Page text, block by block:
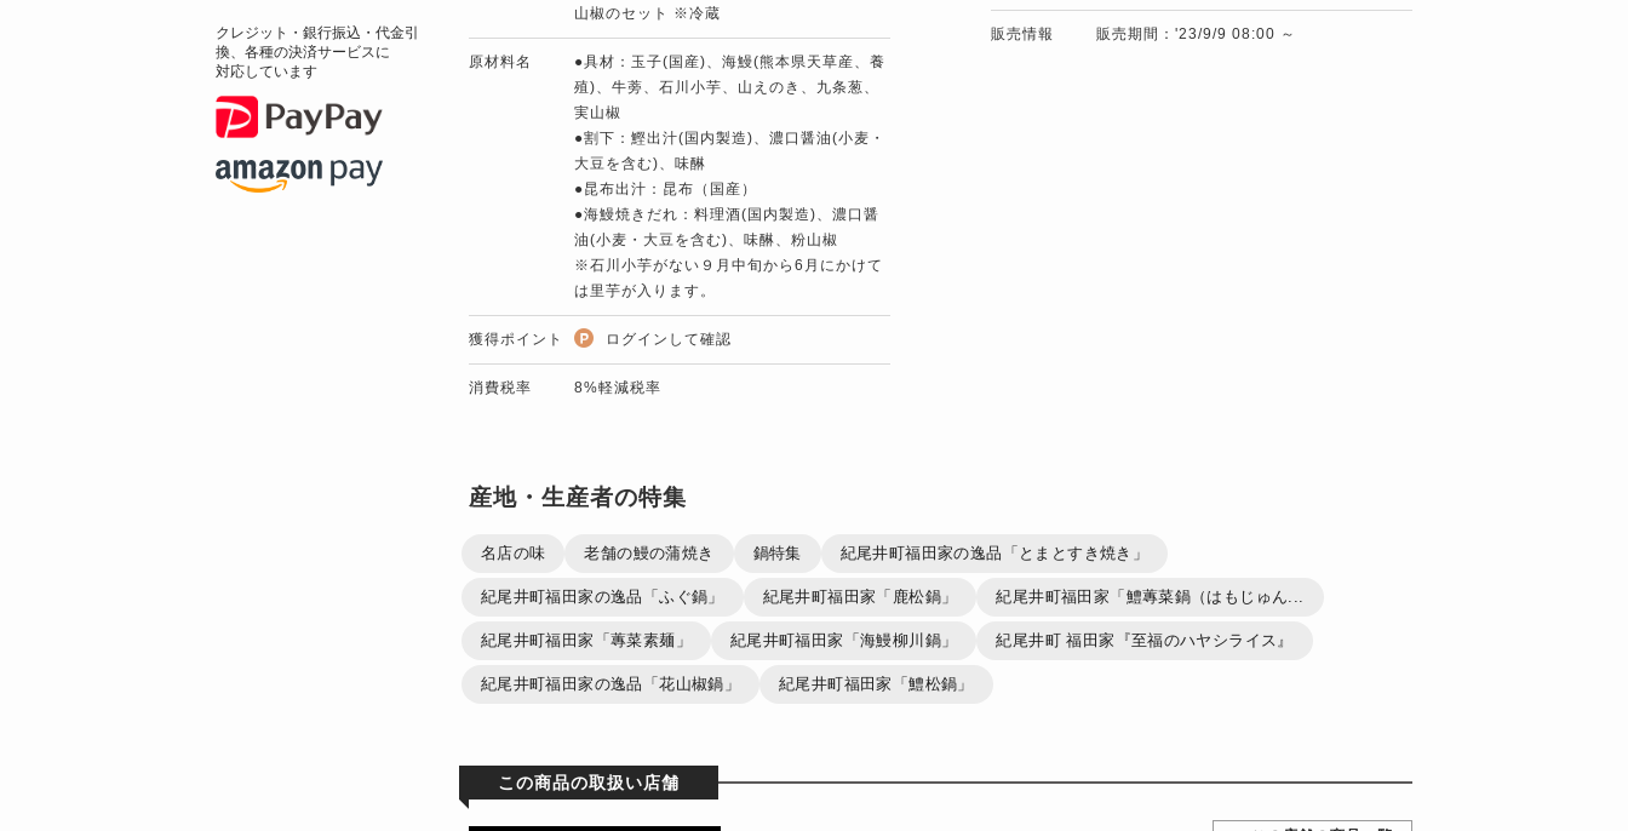
山椒のセット ※冷蔵
原材料名
●具材：玉子(国産)、海鰻(熊本県天草産、養
殖)、牛蒡、石川小芋、山えのき、九条葱、
実山椒
●割下：鰹出汁(国内製造)、濃口醤油(小麦・
大豆を含む)、味醂
●昆布出汁：昆布（国産）
●海鰻焼きだれ：料理酒(国内製造)、濃口醤
油(小麦・大豆を含む)、味醂、粉山椒
※石川小芋がない９月中旬から6月にかけて
は里芋が入ります。
獲得ポイント ログインして確認
消費税率 8%軽減税率
販売情報 販売期間：'23/9/9 08:00 ～
産地・生産者の特集
名店の味 老舗の鰻の蒲焼き 鍋特集 紀尾井町福田家の逸品「とまとすき焼き」
紀尾井町福田家の逸品「ふぐ鍋」 紀尾井町福田家「鹿松鍋」 紀尾井町福田家「鱧蓴菜鍋（はもじゅん...
紀尾井町福田家「蓴菜素麺」 紀尾井町福田家「海鰻柳川鍋」 紀尾井町 福田家『至福のハヤシライス』
紀尾井町福田家の逸品「花山椒鍋」 紀尾井町福田家「鱧松鍋」
この商品の取扱い店舗
クレジット・銀行振込・代金引
換、各種の決済サービスに
対応しています